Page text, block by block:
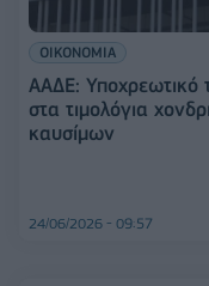
ΟΙΚΟΝΟΜΙΑ
ΑΑΔΕ:
στα τιμολόγια
καυσίμων
24/06/2026 - 09:57